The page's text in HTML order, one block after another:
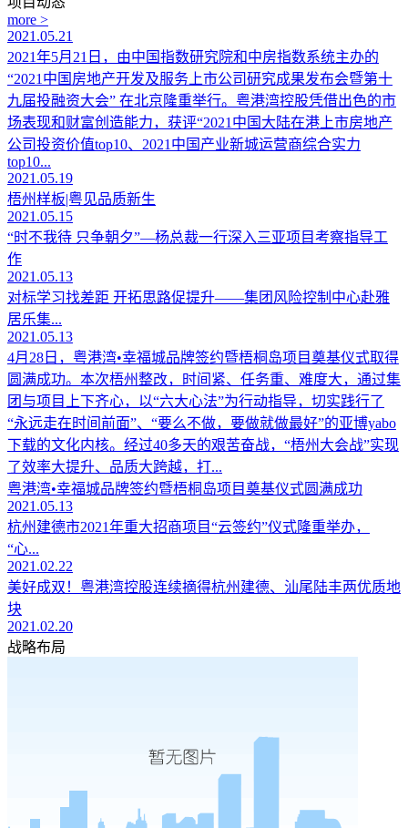
more >
2021.05.21
2021年5月21日，由中国指数研究院和中房指数系统主办的
“2021中国房地产开发及服务上市公司研究成果发布会暨第十
九届投融资大会” 在北京隆重举行。粤港湾控股凭借出色的市
场表现和财富创造能力，获评“2021中国大陆在港上市房地产
公司投资价值top10、2021中国产业新城运营商综合实力
top10...
2021.05.19
梧州样板|粤见品质新生
2021.05.15
“时不我待 只争朝夕”—杨总裁一行深入三亚项目考察指导工
作
2021.05.13
对标学习找差距 开拓思路促提升——集团风险控制中心赴雅
居乐集...
2021.05.13
4月28日，粤港湾•幸福城品牌签约暨梧桐岛项目奠基仪式取得
圆满成功。本次梧州整改，时间紧、任务重、难度大，通过集
团与项目上下齐心，以“六大心法”为行动指导，切实践行了
“永远走在时间前面”、“要么不做，要做就做最好”的亚博yabo
下载的文化内核。经过40多天的艰苦奋战，“梧州大会战”实现
了效率大提升、品质大跨越，打...
粤港湾•幸福城品牌签约暨梧桐岛项目奠基仪式圆满成功
2021.05.13
杭州建德市2021年重大招商项目“云签约”仪式隆重举办，
“心...
2021.02.22
美好成双！粤港湾控股连续摘得杭州建德、汕尾陆丰两优质地
块
2021.02.20
战略布局